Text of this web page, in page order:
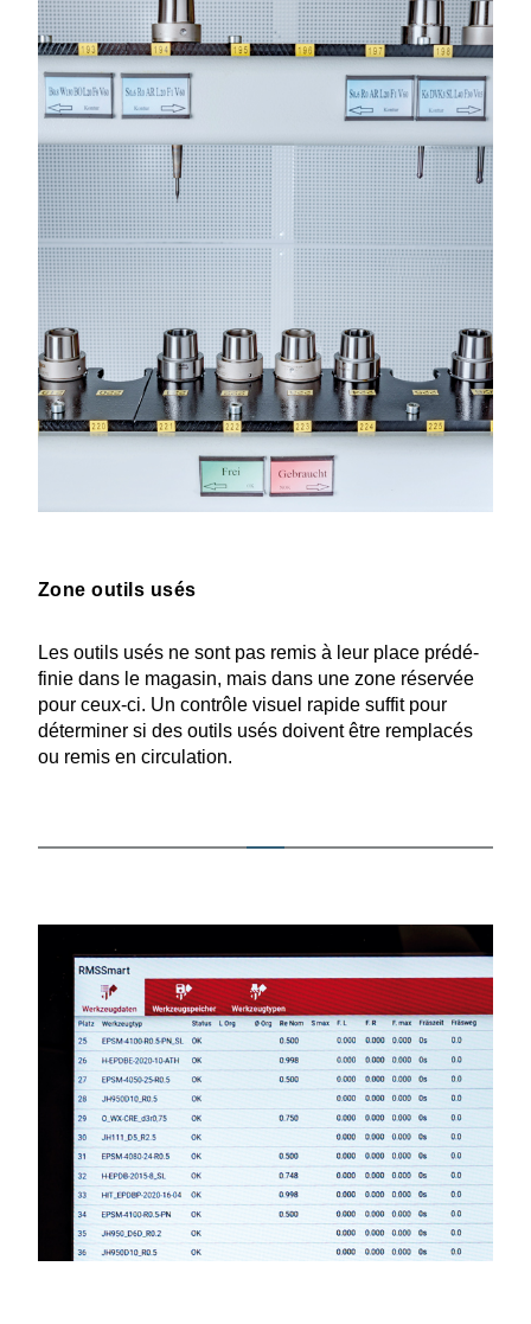
Zone outils usés
Les outils usés ne sont pas remis à leur place prédé­
finie dans le magasin, mais dans une zone réservée
pour ceux-ci. Un contrôle visuel rapide suffit pour
déter­miner si des outils usés doivent être remplacés
ou remis en circulation.